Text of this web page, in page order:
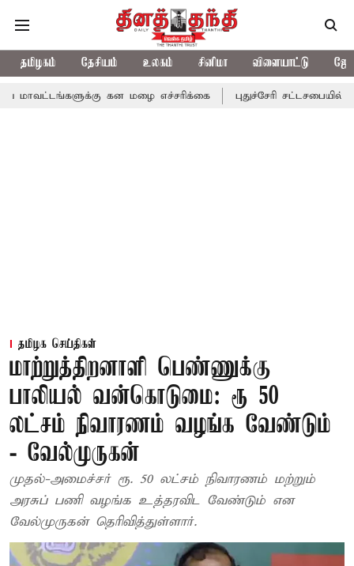
தமிழகம் தேசியம் உலகம் சினிமா விளையாட்டு
கன மழை எச்சரிக்கை புதுச்சேரி சட்டசபையில் வரும்
தமிழக செய்திகள்
மாற்றுத்திறனாளி பெண்ணுக்கு
பாலியல் வன்கொடுமை: ரூ 50
லட்சம் நிவாரணம் வழங்க வேண்டும்
- வேல்முருகன்
முதல்-அமைச்சர் ரூ. 50 லட்சம் நிவாரணம் மற்றும்
அரசுப் பணி வழங்க உத்தரவிட வேண்டும் என
வேல்முருகன் தெரிவித்துள்ளார்.